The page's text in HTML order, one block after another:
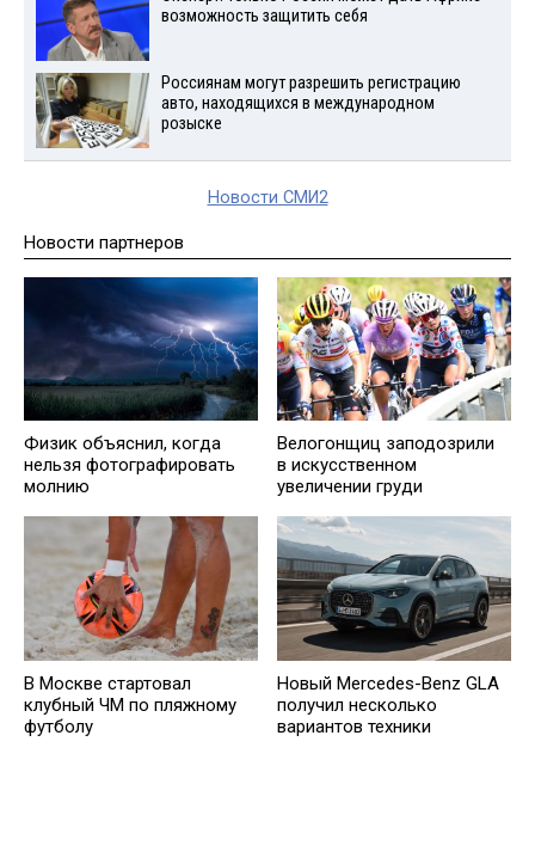
возможность защитить себя
Россиянам могут разрешить регистрацию
авто, находящихся в международном
розыске
Новости СМИ2
Новости партнеров
Физик объяснил, когда
нельзя фотографировать
молнию
Велогонщиц заподозрили
в искусственном
увеличении груди
В Москве стартовал
клубный ЧМ по пляжному
футболу
Новый Mercedes-Benz GLA
получил несколько
вариантов техники